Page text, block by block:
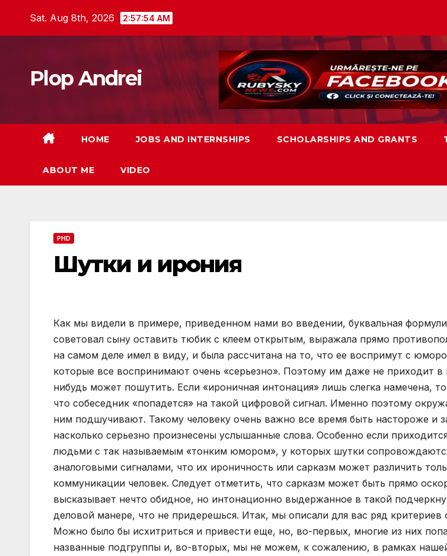
Sat. Aug 8th, 2026 2:57:56 AM
Plop Andrei
HOME JOBS AND INTERNSHIPS SCHOLARSHIPS AND GRANTS
ABOUT ME VIDEO
PHD
Шутки и ирония
Как мы видели в примере, приведенном нами во введении, буквальная
советовал сыну оставить тюбик с клеем открытым, выражала прямо
на самом деле имел в виду, и была рассчитана на то, что ее воспримут с
которые все воспринимают очень «серьезно». Поэтому им даже не приходит в
нибудь может пошутить. Если «ироничная интонация» лишь слегка намечена,
что собеседник «попадется» на такой цифровой сигнал. Именно поэтому
ним подшучивают. Такому человеку очень важно все время быть настороже и
насколько серьезно произнесены услышанные слова. Особенно если
людьми с так называемым «тонким юмором», у которых шутки
аналоговыми сигналами, что их ироничность или сарказм может различить
коммуникации человек. Следует отметить, что сарказм может быть прямо
высказывает нечто обидное, но интонационно выдержанное в такой
деловой манере, что не придерешься. Итак, мы описали для вас ряд критериев
Можно было бы исхитриться и привести еще, но, во-первых, многие из них
названные подгруппы и, во-вторых, мы не можем, к сожалению, в рамках нашей